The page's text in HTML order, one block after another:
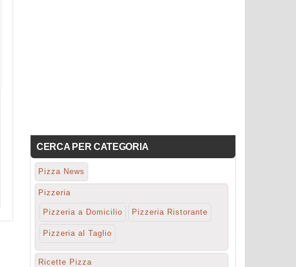
CERCA PER CATEGORIA
Pizza News
Pizzeria
Pizzeria a Domicilio Pizzeria Ristorante
Pizzeria al Taglio
Ricette Pizza